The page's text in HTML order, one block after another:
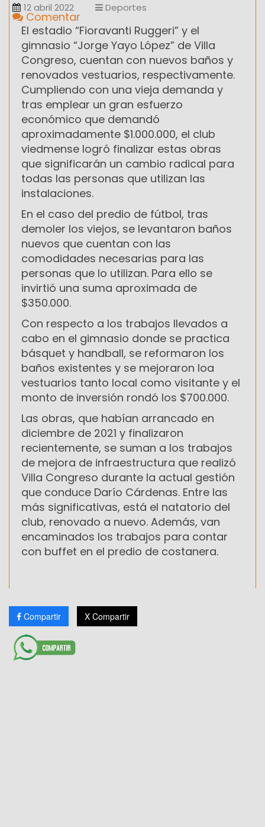
12 abril 2022 Deportes
Comentar
El estadio “Fioravanti Ruggeri” y el
gimnasio “Jorge Yayo López” de Villa
Congreso, cuentan con nuevos baños y
renovados vestuarios, respectivamente.
Cumpliendo con una vieja demanda y
tras emplear un gran esfuerzo
económico que demandó
aproximadamente $1.000.000, el club
viedmense logró finalizar estas obras
que significarán un cambio radical para
todas las personas que utilizan las
instalaciones.
En el caso del predio de fútbol, tras
demoler los viejos, se levantaron baños
nuevos que cuentan con las
comodidades necesarias para las
personas que lo utilizan. Para ello se
invirtió una suma aproximada de
$350.000.
Con respecto a los trabajos llevados a
cabo en el gimnasio donde se practica
básquet y handball, se reformaron los
baños existentes y se mejoraron loa
vestuarios tanto local como visitante y el
monto de inversión rondó los $700.000.
Las obras, que habían arrancado en
diciembre de 2021 y finalizaron
recientemente, se suman a los trabajos
de mejora de infraestructura que realizó
Villa Congreso durante la actual gestión
que conduce Darío Cárdenas. Entre las
más significativas, está el natatorio del
club, renovado a nuevo. Además, van
encaminados los trabajos para contar
con buffet en el predio de costanera.
Compartir X Compartir